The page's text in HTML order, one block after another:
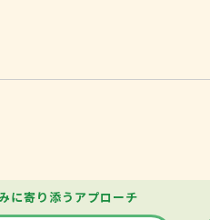
に寄り添うアプローチ